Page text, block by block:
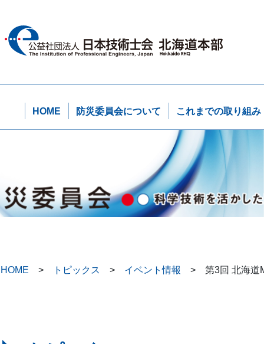
HOME 防災委員会について これまでの取り組み
HOME トピックス イベント情報 第3回 北海道